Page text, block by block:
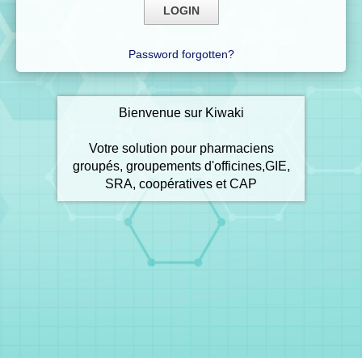
Password forgotten?
Bienvenue sur Kiwaki
Votre solution pour pharmaciens
groupés, groupements d'officines,GIE,
SRA, coopératives et CAP